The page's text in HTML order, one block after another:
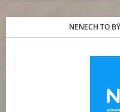
NENECH TO